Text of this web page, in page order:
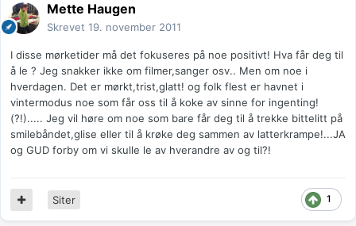
Mette Haugen
Skrevet 19. november 2011
I disse mørketider må det fokuseres på noe positivt! Hva får deg til
å le ? Jeg snakker ikke om filmer,sanger osv.. Men om noe i
hverdagen. Det er mørkt,trist,glatt! og folk flest er havnet i
vintermodus noe som får oss til å koke av sinne for ingenting!
(?!)..... Jeg vil høre om noe som bare får deg til å trekke bittelitt på
smilebåndet,glise eller til å krøke deg sammen av latterkrampe!...JA
og GUD forby om vi skulle le av hverandre av og til?!
1
Siter